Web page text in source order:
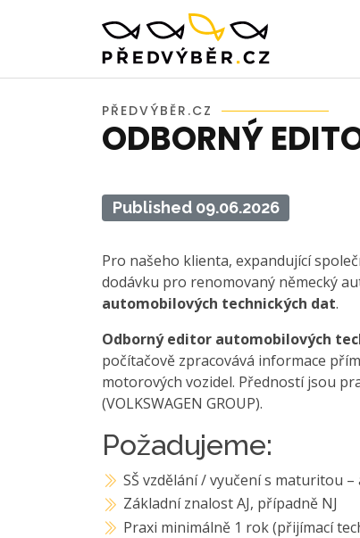
PŘEDVÝBĚR.CZ
ODBORNÝ
Published 09.06.2026
Pro našeho klienta, expandující
dodávku pro renomovaný německý
automobilových technických dat.
Odborný editor automobilových
počítačově zpracovává informace
motorových vozidel. Předností jsou
(VOLKSWAGEN GROUP).
Požadujeme:
SŠ vzdělání / vyučení s maturitou
Základní znalost AJ, případně NJ
Praxi minimálně 1 rok (přijímací